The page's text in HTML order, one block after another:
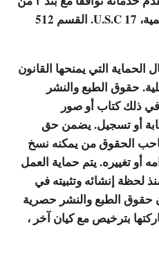
قانون حق المؤلف للألفية الرقمية، 17 U.S.C. القسم 512
التي يمنحها القانون
حقوق الطبع والنشر
في ذلك كتاب أو صور
أو تسجيل. يضمن حق
الحقوق من يمكنه نسخ
أو تغييره. يتم حماية العمل
لحظة إنشائه وتثبيته في
الطبع والنشر حصرية
بترخيص مع كيان آخر ،